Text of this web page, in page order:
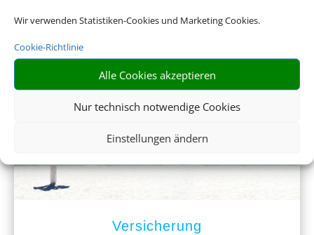
Wir verwenden Statistiken-Cookies und Marketing Cookies.
Cookie-Richtlinie
Alle Cookies akzeptieren
Nur technisch notwendige Cookies
Einstellungen ändern
Mietwagen
Versicherung